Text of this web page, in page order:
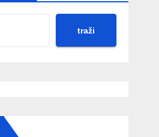
traži